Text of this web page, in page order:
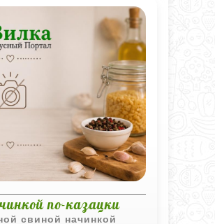
по-казацки
свиной начинкой